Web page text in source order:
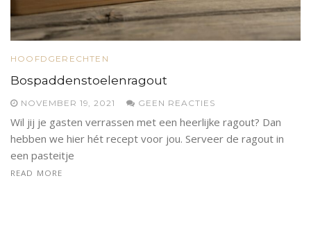
HOOFDGERECHTEN
Bospaddenstoelenragout
NOVEMBER 19, 2021 GEEN REACTIES
Wil jij je gasten verrassen met een heerlijke ragout? Dan
hebben we hier hét recept voor jou. Serveer de ragout in
een pasteitje
READ MORE